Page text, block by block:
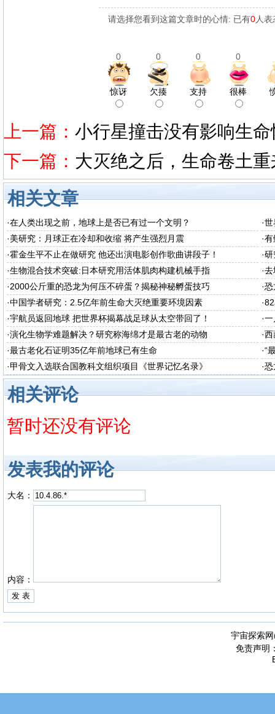
请选择您看到这篇文章时的心情: 已有0人
0 0 0 0
惊讶 欠揍 支持 很棒
上一篇： 小行星撞击没有影响生
下一篇： 大灭绝之后，生命卷土
相关文章
·在人类出现之前，地球上是否已有过一个文明？ ·世
·美研究：月球正在冷却和收缩 将产生强烈月震 ·有
·霍金生平不止在做研究 他还出演电影创作歌曲讲段子！ ·研
·生物混合技术突破:日本研究用活体肌肉构建机械手指 ·去
·2000公斤重的恐龙为何压不碎蛋？揭秘神秘孵蛋技巧 ·恐
·中国学者研究：2.5亿年前生命大灭绝重要环境因素 ·
·宇航员返回地球 把世界杯揭幕战足球从太空带回了！ ·一
·演化生物学难题解决？研究称海绵才是最古老的动物 ·西
·最古老化石证明35亿年前地球已有生命 ·“
·甲骨文入选联合国教科文组织项目《世界记忆名录》 ·恐
相关评论
暂时还没有评论
发表我的评论
大名：
内容：
宇宙探索
免责声明